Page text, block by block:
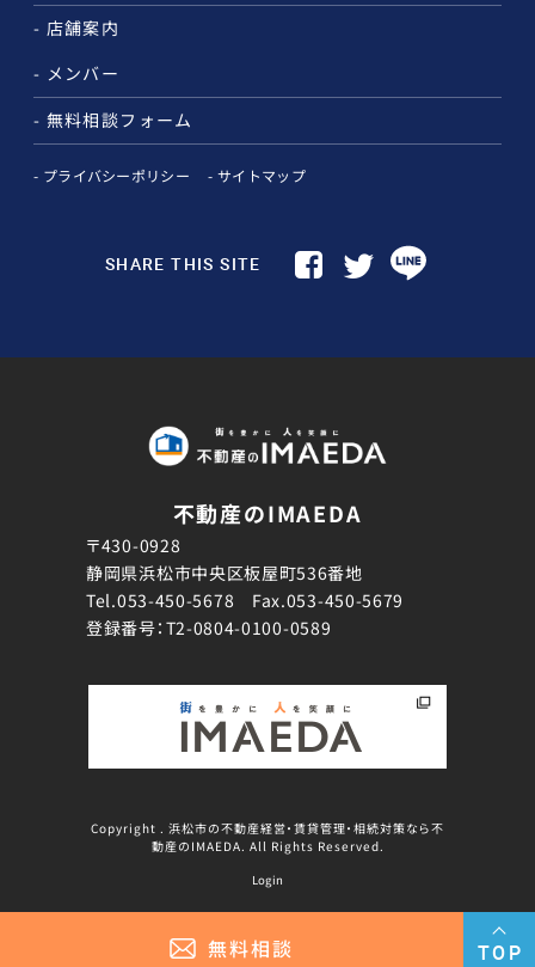
無料相談 TOP
店舗案内
メンバー
無料相談フォーム
プライバシーポリシー サイトマップ
SHARE THIS SITE
不動産のIMAEDA
〒430-0928
静岡県浜松市中央区板屋町536番地
Tel.053-450-5678 Fax.053-450-5679
登録番号：T2-0804-0100-0589
Copyright . 浜松市の不動産経営・賃貸管理・相続対策なら不
動産のIMAEDA. All Rights Reserved.
Login